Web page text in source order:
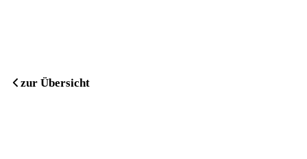
zur Übersicht